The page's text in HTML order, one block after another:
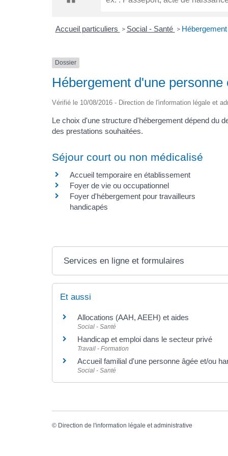
Accueil particuliers > Social - Santé >
Dossier
Hébergement d'une
Vérifié le 10/08/2016 - Direction de l'information légale et
Le choix d'une structure d'hébergement dépend du
des prestations souhaitées.
Séjour court ou non médicalisé
Accueil temporaire en établissement
Foyer de vie ou occupationnel
Foyer d'hébergement pour travailleurs
handicapés
Services en ligne et formulaires
Et aussi
Allocations (AAH, AEEH) et aides
Social - Santé
Handicap et emploi dans le secteur privé
Travail - Formation
Accueil familial d'une personne âgée et/ou
Social - Santé
© Direction de l'information légale et administrative